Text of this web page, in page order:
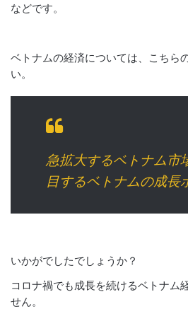
などです。
ベトナムの経済については、こちら
い。
急拡大するベトナム市
目するベトナムの成長
いかがでしたでしょうか？
コロナ禍でも成長を続けるベトナム
せん。